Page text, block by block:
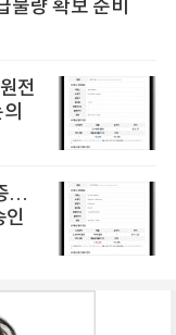
물량 확보 준비
전
…
인